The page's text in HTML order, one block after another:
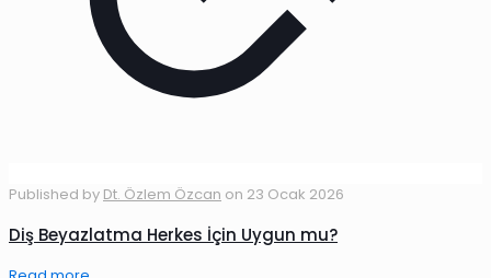
Published by Dt. Özlem Özcan on 23 Ocak 2026
Diş Beyazlatma Herkes İçin Uygun mu?